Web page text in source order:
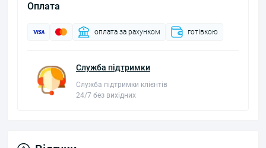
Оплата
оплата за рахунком готівкою
Служба підтримки
Служба підтримки клієнтів
24/7 без вихідних